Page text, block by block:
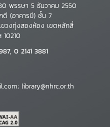
พรรษา 5 ธันวาคม 2550
ดี (อาคารบี) ชั้น 7
วงทุ่งสองห้อง เขตหลักสี่
10210
0 2141 3881
library@nhrc.or.th